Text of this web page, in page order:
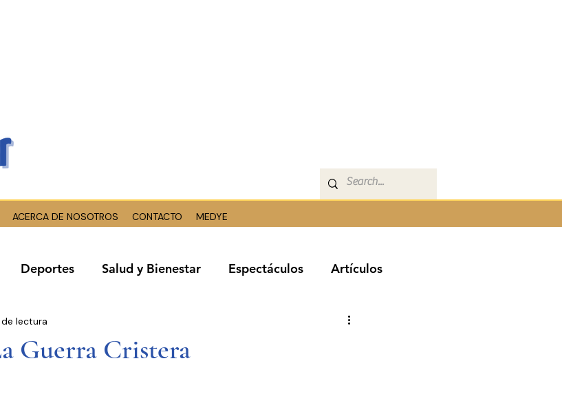
ACERCA DE NOSOTROS CONTACTO MEDYE
Deportes Salud y Bienestar Espectáculos Artículos
Entrevistas
Guerra Cristera
lectura